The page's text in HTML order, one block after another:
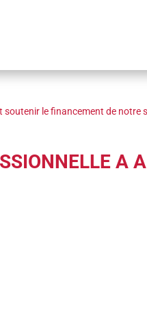
le financement de
A